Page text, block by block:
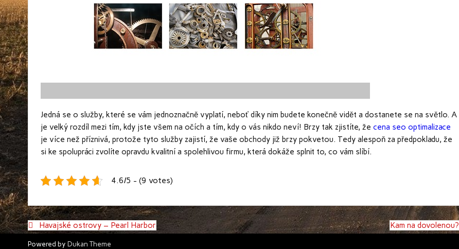
Jedná se o služby, které se vám jednoznačně vyplatí, neboť díky nim budete konečně vidět a dostanete se na světlo. A
je velký rozdíl mezi tím, kdy jste všem na očích a tím, kdy o vás nikdo neví! Brzy tak zjistíte, žecena seo optimalizace
je více než příznivá, protože tyto služby zajistí, že vaše obchody již brzy pokvetou. Tedy alespoň za předpokladu, že
si ke spolupráci zvolíte opravdu kvalitní a spolehlivou firmu, která dokáže splnit to, co vám slíbí.
4.6/5 - (9 votes)
Navigace
pro
příspěvek
Havajské ostrovy – Pearl Harbor Kam na dovolenou?
Powered by Dukan Theme